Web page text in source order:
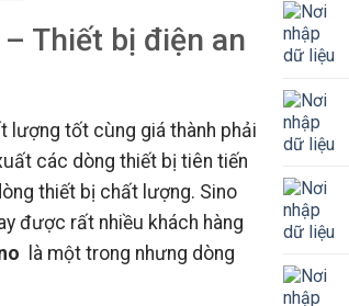
Thiết bị điện an
lượng tốt cùng giá thành phải
các dòng thiết bị tiên tiến
thiết bị chất lượng. Sino
được rất nhiều khách hàng
là một trong nhưng dòng